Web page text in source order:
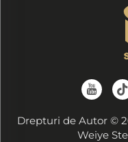
Drepturi de Autor ©
Weiye